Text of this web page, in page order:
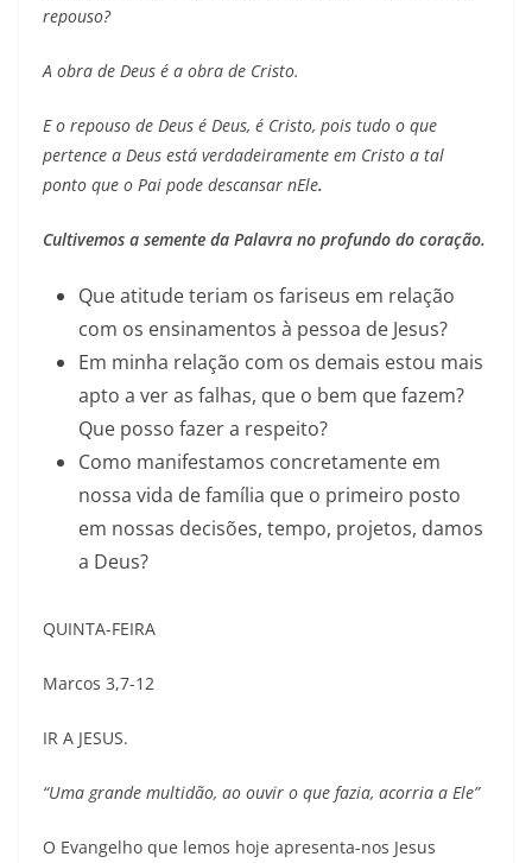
repouso?
A obra de Deus é a obra de Cristo.
E o repouso de Deus é Deus, é Cristo, pois tudo o que
pertence a Deus está verdadeiramente em Cristo a tal
ponto que o Pai pode descansar nEle.
Cultivemos a semente da Palavra no profundo do coração.
Que atitude teriam os fariseus em relação
com os ensinamentos à pessoa de Jesus?
Em minha relação com os demais estou mais
apto a ver as falhas, que o bem que fazem?
Que posso fazer a respeito?
Como manifestamos concretamente em
nossa vida de família que o primeiro posto
em nossas decisões, tempo, projetos, damos
a Deus?
QUINTA-FEIRA
Marcos 3,7-12
IR A JESUS.
“Uma grande multidão, ao ouvir o que fazia, acorria a Ele”
O Evangelho que lemos hoje apresenta-nos Jesus